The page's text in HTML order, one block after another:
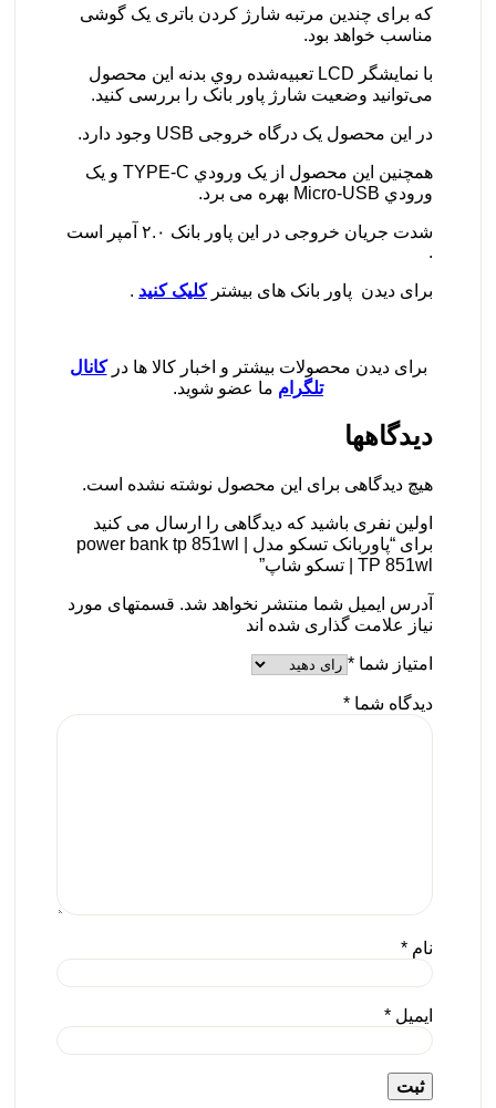
که برای چندین مرتبه شارژ کردن باتری یک گوشی
مناسب خواهد بود.
با نمايشگر LCD تعبيه‌شده روي بدنه این محصول
می‌توانید وضعیت شارژ پاور بانک را بررسی کنید.
در این محصول یک درگاه خروجی USB وجود دارد.
همچنین اين محصول از يک ورودي TYPE-C و يک
ورودي Micro-USB بهره می برد.
شدت جریان خروجی در این پاور بانک ۲.۰ آمپر است
برای دیدن پاور بانک های بیشترکلیک کنید .
برای دیدن محصولات بیشتر و اخبار کالا ها درکانال
تلگرامما عضو شوید.
دیدگاهها
هیچ دیدگاهی برای این محصول نوشته نشده است.
اولین نفری باشید که دیدگاهی را ارسال می کنید
برای “پاوربانک تسکو مدل power bank tp 851wl |
TP 851wl | تسکو شاپ”
آدرس ایمیل شما منتشر نخواهد شد. قسمتهای مورد
نیاز علامت گذاری شده اند
امتیاز شما *
دیدگاه شما *
ایمیل*